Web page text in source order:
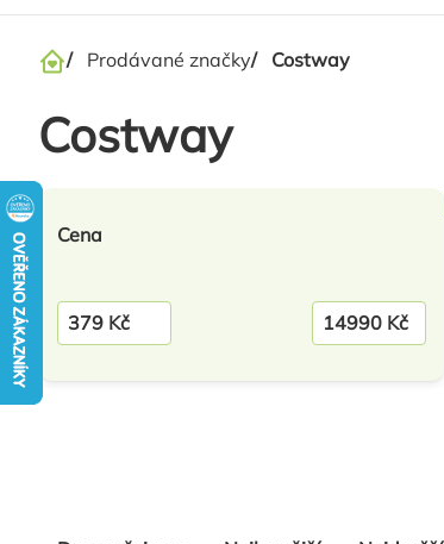
Domů
/ Prodávané značky/ Costway
Costway
Cena
379 Kč 14990 Kč